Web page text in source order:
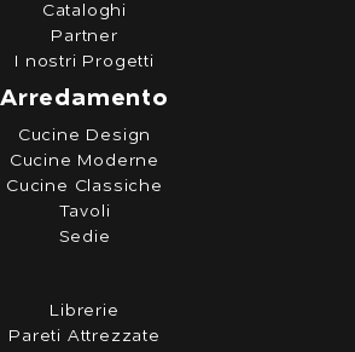
Cataloghi
Partner
I nostri Progetti
Arredamento
Cucine Design
Cucine Moderne
Cucine Classiche
Tavoli
Sedie
Librerie
Pareti Attrezzate